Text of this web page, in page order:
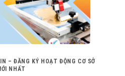
– ĐĂNG KÝ HOẠT ĐỘNG CƠ SỞ
NHẤT